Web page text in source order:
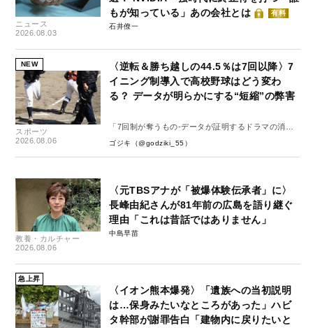
ニュース
2026.08.03
もが知っている」あの会社とは
有料
石井僚一
NEW
スポーツ
2026.08.06
〈逆転＆勝ち越しの44.5％は7回以降〉7
イニング制導入で高校野球はどう変わ
る？ データが明らかにする“短縮”の弊害
「7回制が奪うもの-データが証明するドラマの消
失-」
ゴジキ（@godziki_55）
教養・カルチャー
2026.08.06
〈元TBSアナが「被爆体験伝承者」に〉
長峰由紀さんが81年前の広島を語り継ぐ
理由「これは昔話ではありません」
中島早苗
急上昇
〈イオン熊本爆発〉「遺族への当初説明
は…保身みたいなところがあった」ハビ
タ幹部が謝罪告白「建物内に戻りたいと